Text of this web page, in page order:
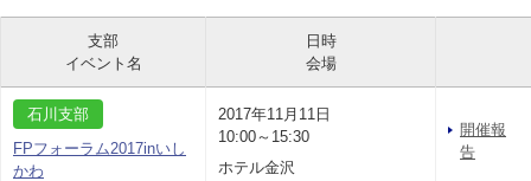
支部
イベント名
日時
会場
石川支部
FPフォーラム2017inいし
かわ
2017年11月11日
10:00～15:30
ホテル金沢
開催報
告